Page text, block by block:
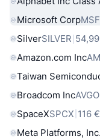
Microsoft Corp
SilverSILVER
Amazon.com Inc
Taiwan
Broadcom IncAVGO
SpaceXSPCX 116 €
Meta Platforms, Inc.